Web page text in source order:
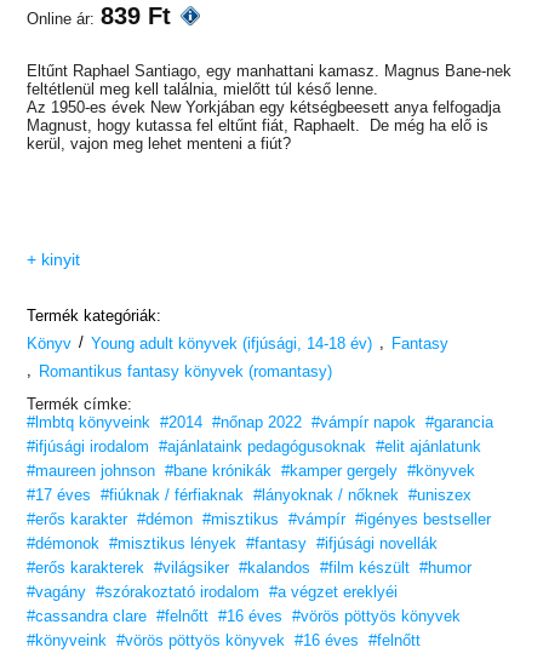
Online ár: 839 Ft
Eltűnt Raphael Santiago, egy manhattani kamasz. Magnus Bane-nek
feltétlenül meg kell találnia, mielőtt túl késő lenne.
Az 1950-es évek New Yorkjában egy kétségbeesett anya felfogadja
Magnust, hogy kutassa fel eltűnt fiát, Raphaelt. De még ha elő is
kerül, vajon meg lehet menteni a fiút?
+ kinyit
Termék kategóriák:
Könyv / Young adult könyvek (ifjúsági, 14-18 év) , Fantasy
, Romantikus fantasy könyvek (romantasy)
Termék címke:
#lmbtq könyveink
#2014 #nőnap 2022 #vámpír napok
#garancia
#ifjúsági irodalom
#ajánlataink pedagógusoknak
#elit ajánlatunk
#maureen johnson #bane krónikák #kamper gergely #könyvek
#17 éves
#fiúknak / férfiaknak #lányoknak / nőknek
#uniszex
#erős karakter #démon #misztikus #vámpír #igényes bestseller
#démonok
#misztikus lények #fantasy #ifjúsági novellák
#erős karakterek
#világsiker #kalandos #film készült #humor
#vagány #szórakoztató irodalom
#a végzet ereklyéi
#cassandra clare #felnőtt #16 éves
#vörös pöttyös könyvek
#könyveink
#vörös pöttyös könyvek #16 éves
#felnőtt